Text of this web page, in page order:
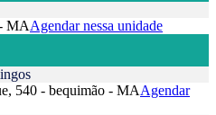
MAAgendar nessa unidade
540 - bequimão - MAAgendar